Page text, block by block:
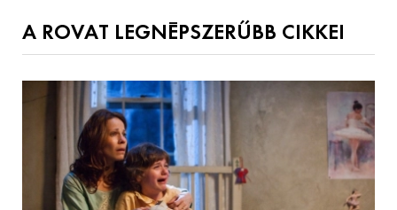
A ROVAT LEGNÉPSZERŰBB CIKKEI